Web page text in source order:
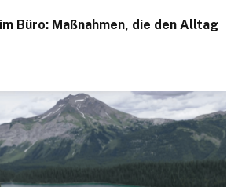
Büro: Maßnahmen, die den Alltag